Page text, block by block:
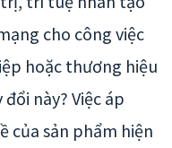
cho công việc
hoặc thương hiệu
này? Việc áp
của sản phẩm hiện